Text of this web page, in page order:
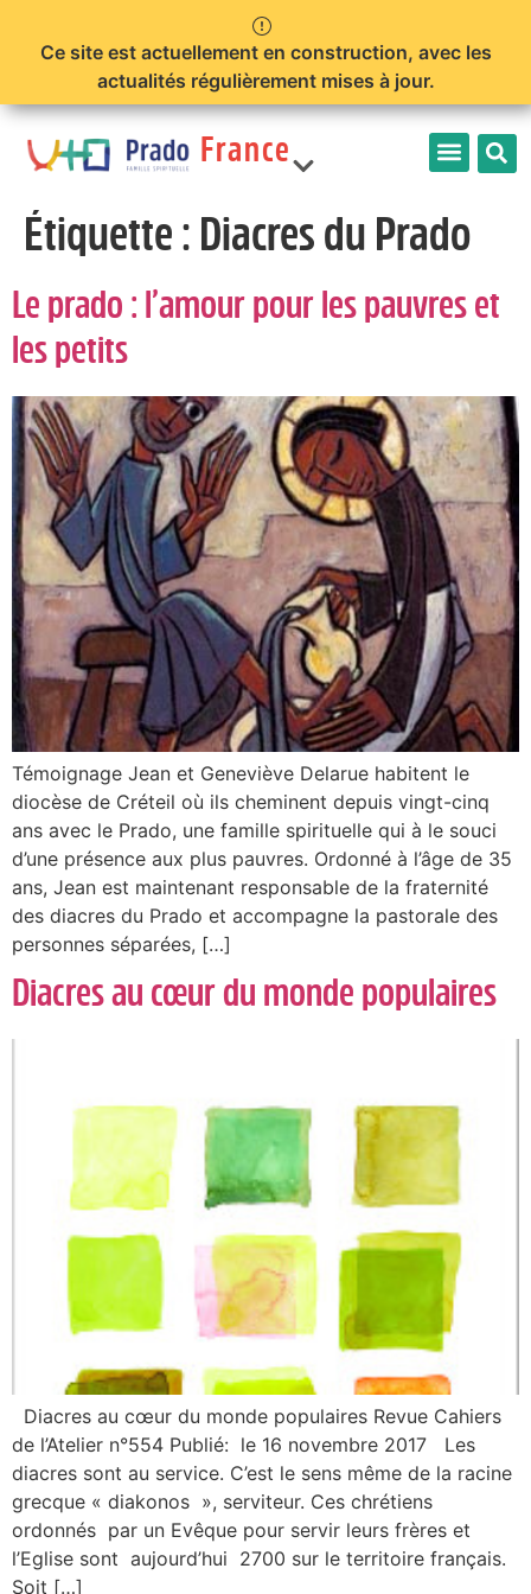
Ce site est actuellement en construction, avec les
actualités régulièrement mises à jour.
France
Prêtres
Limonest
Étiquette :Diacres du Prado
Le prado : l’amour pour les pauvres et
les petits
Témoignage Jean et Geneviève Delarue habitent le
diocèse de Créteil où ils cheminent depuis vingt-cinq
ans avec le Prado, une famille spirituelle qui à le souci
d’une présence aux plus pauvres. Ordonné à l’âge de 35
ans, Jean est maintenant responsable de la fraternité
des diacres du Prado et accompagne la pastorale des
personnes séparées, […]
Diacres au cœur du monde populaires
Diacres au cœur du monde populaires Revue Cahiers
de l’Atelier n°554 Publié: le 16 novembre 2017 Les
diacres sont au service. C’est le sens même de la racine
grecque « diakonos », serviteur. Ces chrétiens
ordonnés par un Evêque pour servir leurs frères et
l’Eglise sont aujourd’hui 2700 sur le territoire français.
Soit […]